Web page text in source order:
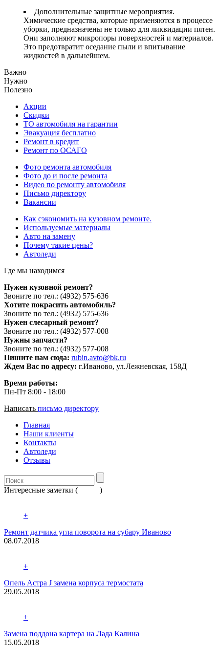
Дополнительные защитные мероприятия.
Химические средства, которые применяются в процессе
уборки, предназначены не только для ликвидации пятен.
Они заполняют микропоры поверхностей и материалов.
Это предотвратит оседание пыли и впитывание
жидкостей в дальнейшем.
Важно
Нужно
Полезно
Акции
Скидки
ТО автомобиля на гарантии
Эвакуация бесплатно
Ремонт в кредит
Ремонт по ОСАГО
Фото ремонта автомобиля
Фото до и после ремонта
Видео по ремонту автомобиля
Письмо директору
Вакансии
Как сэкономить на кузовном ремонте.
Используемые материалы
Авто на замену
Почему такие цены?
Автоледи
Где мы находимся
Нужен кузовной ремонт?
Звоните по тел.: (4932) 575-636
Хотите покрасить автомобиль?
Звоните по тел.: (4932) 575-636
Нужен слесарный ремонт?
Звоните по тел.: (4932) 577-008
Нужны запчасти?
Звоните по тел.: (4932) 577-008
Пишите нам сюда: rubin.avto@bk.ru
Ждем Вас по адресу: г.Иваново, ул.Лежневская, 158Д
Время работы:
Пн-Пт 8:00 - 18:00
Написать письмо директору
Главная
Наши клиенты
Контакты
Автоледи
Отзывы
Интересные заметки ( )
+
Ремонт датчика угла поворота на субару Иваново
08.07.2018
+
Опель Астра J замена корпуса термостата
29.05.2018
+
Замена поддона картера на Лада Калина
15.05.2018